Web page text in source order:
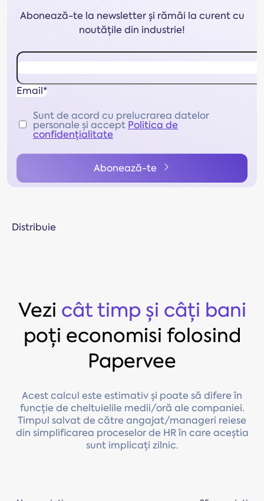
Abonează-te la newsletter și rămâi la curent cu
noutățile din industrie!
Email*
Sunt de acord cu prelucrarea datelor
personale și accept Politica de
confidențialitate
Abonează-te
Distribuie
Vezi cât timp și câți bani
poți economisi folosind
Papervee
Acest calcul este estimativ și poate să difere în
funcție de cheltuielile medii/oră ale companiei.
Timpul salvat de către angajat/manageri reiese
din simplificarea proceselor de HR în care aceștia
sunt implicați zilnic.